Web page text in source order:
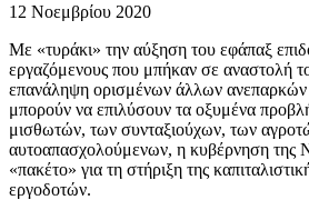
12 Νοεμβρίου 2020
Με «τυράκι» την αύξηση του εφάπαξ
εργαζόμενους που μπήκαν σε αναστολή
επανάληψη ορισμένων άλλων
μπορούν να επιλύσουν τα οξυμένα
μισθωτών, των συνταξιούχων, των
αυτοαπασχολούμενων, η κυβέρνηση της
«πακέτο» για τη στήριξη της
εργοδοτών.